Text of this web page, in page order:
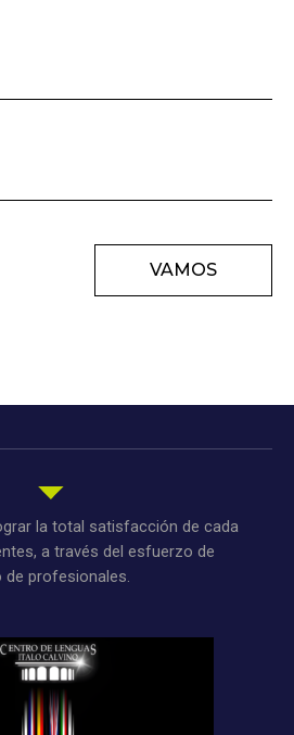
VAMOS
la total satisfacción de cada
a través del esfuerzo de
profesionales.